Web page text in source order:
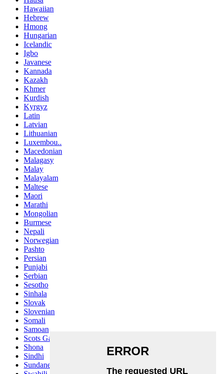
Hawaiian
Hebrew
Hmong
Hungarian
Icelandic
Igbo
Javanese
Kannada
Kazakh
Khmer
Kurdish
Kyrgyz
Latin
Latvian
Lithuanian
Luxembou..
Macedonian
Malagasy
Malay
Malayalam
Maltese
Maori
Marathi
Mongolian
Burmese
Nepali
Norwegian
Pashto
Persian
Punjabi
Serbian
Sesotho
Sinhala
Slovak
Slovenian
Somali
Samoan
Scots Gaelic
Shona
Sindhi
Sundanese